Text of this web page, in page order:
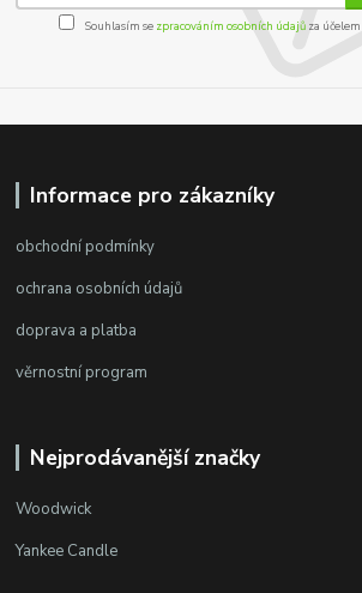
Souhlasím se zpracováním osobních údajůza
Informace pro zákazníky
obchodní podmínky
ochrana osobních údajů
doprava a platba
věrnostní program
Nejprodávanější značky
Woodwick
Yankee Candle